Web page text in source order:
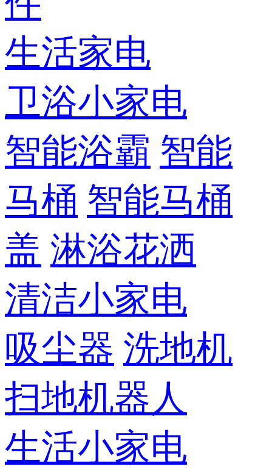
生活家电
卫浴小家电
智能浴霸 智能
马桶 智能马桶
盖 淋浴花洒
清洁小家电
吸尘器 洗地机
扫地机器人
生活小家电